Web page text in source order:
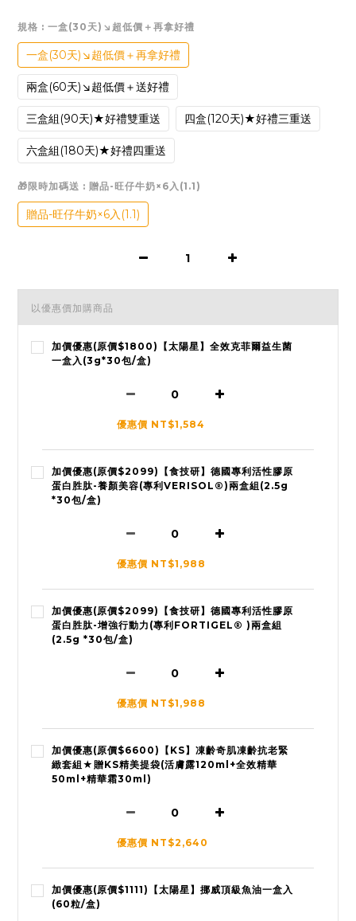
規格 : 一盒(30天)↘超低價＋再拿好禮
一盒(30天)↘超低價＋再拿好禮
兩盒(60天)↘超低價＋送好禮
三盒組(90天)★好禮雙重送 四盒(120天)★好禮三重送
六盒組(180天)★好禮四重送
🎁限時加碼送 : 贈品-旺仔牛奶×6入(1.1)
贈品-旺仔牛奶×6入(1.1)
以優惠價加購商品
加價優惠(原價$1800)【太陽星】全效克菲爾益生菌
一盒入(3g*30包/盒)
優惠價 NT$1,584
加價優惠(原價$2099)【食技研】德國專利活性膠原
蛋白胜肽-養顏美容(專利VERISOL®)兩盒組(2.5g
*30包/盒)
優惠價 NT$1,988
加價優惠(原價$2099)【食技研】德國專利活性膠原
蛋白胜肽-增強行動力(專利FORTIGEL® )兩盒組
(2.5g *30包/盒)
優惠價 NT$1,988
加價優惠(原價$6600)【KS】凍齡奇肌凍齡抗老緊
緻套組★贈KS精美提袋(活膚露120ml+全效精華
50ml+精華霜30ml)
優惠價 NT$2,640
加價優惠(原價$1111)【太陽星】挪威頂級魚油一盒入
(60粒/盒)